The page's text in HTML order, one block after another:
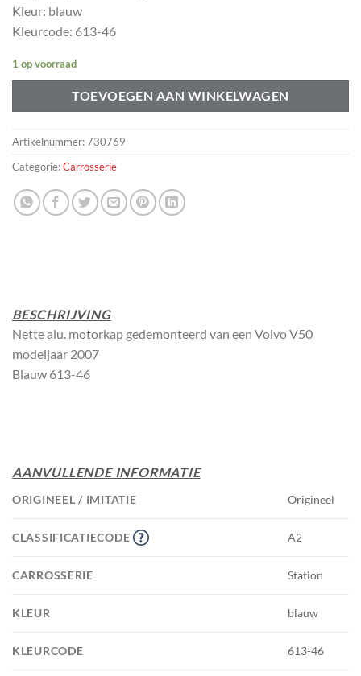
Kleur: blauw
Kleurcode: 613-46
1 op voorraad
TOEVOEGEN AAN WINKELWAGEN
Artikelnummer:730769
Categorie:Carrosserie
BESCHRIJVING
Nette alu. motorkap gedemonteerd van een Volvo V50
modeljaar 2007
Blauw 613-46
AANVULLENDE INFORMATIE
ORIGINEEL / IMITATIE Origineel
CLASSIFICATIECODE A2
CARROSSERIE Station
KLEUR blauw
KLEURCODE 613-46